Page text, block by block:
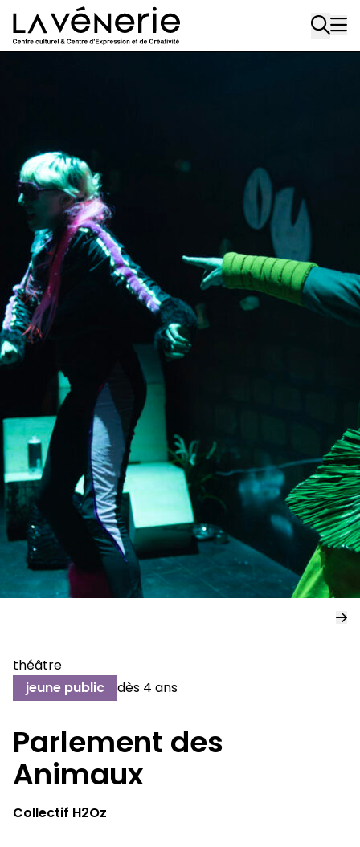
Aller au contenu principal
théâtre
jeune public
dès 4 ans
Parlement des
Animaux
Collectif H2Oz